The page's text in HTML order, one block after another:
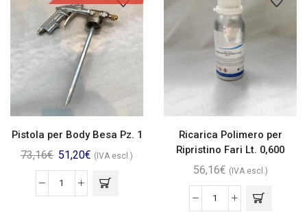
Pistola per Body Besa Pz. 1
73,16€ 51,20€ (IVA escl.)
Ricarica Polimero per
Ripristino Fari Lt. 0,600
56,16€ (IVA escl.)